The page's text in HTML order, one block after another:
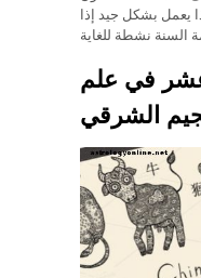
يعمل بشكل جيد إذا
عشر في علم
الشرقي